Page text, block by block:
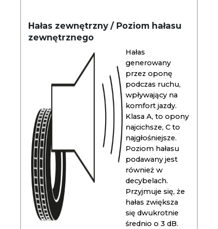
Hałas zewnętrzny / Poziom hałasu
zewnętrznego
Hałas
generowany
przez oponę
podczas ruchu,
wpływający na
komfort jazdy.
Klasa A, to opony
najcichsze, C to
najgłośniejsze.
Poziom hałasu
podawany jest
również w
decybelach.
Przyjmuje się, że
hałas zwiększa
się dwukrotnie
średnio o 3 dB.